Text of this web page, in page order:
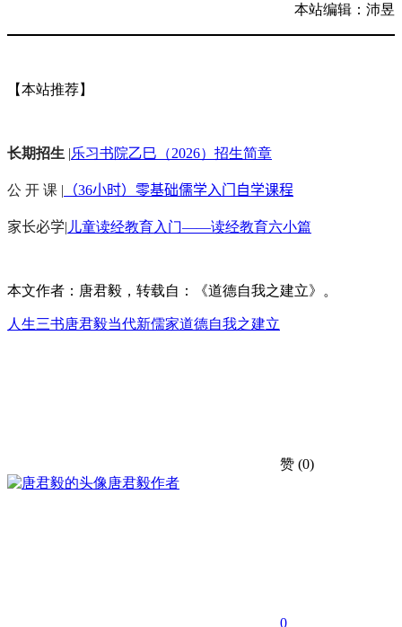
本站编辑：沛昱
【本站推荐】
长期招生 |乐习书院乙巳（2026）招生简章
公 开 课 | （36小时）零基础儒学入门自学课程
家长必学| 儿童读经教育入门——读经教育六小篇
本文作者：唐君毅，转载自：《道德自我之建立》。
人生三书唐君毅当代新儒家道德自我之建立
赞 (0)
唐君毅作者
0